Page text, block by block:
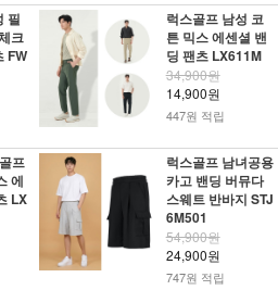
필
크
FW
럭스골프 남성 코
튼 믹스 에센셜 밴
딩 팬츠 LX611M
34,900원
14,900원
447원 적립
프
에
LX
럭스골프 남녀공용
카고 밴딩 버뮤다
스웨트 반바지 STJ
6M501
54,900원
24,900원
747원 적립